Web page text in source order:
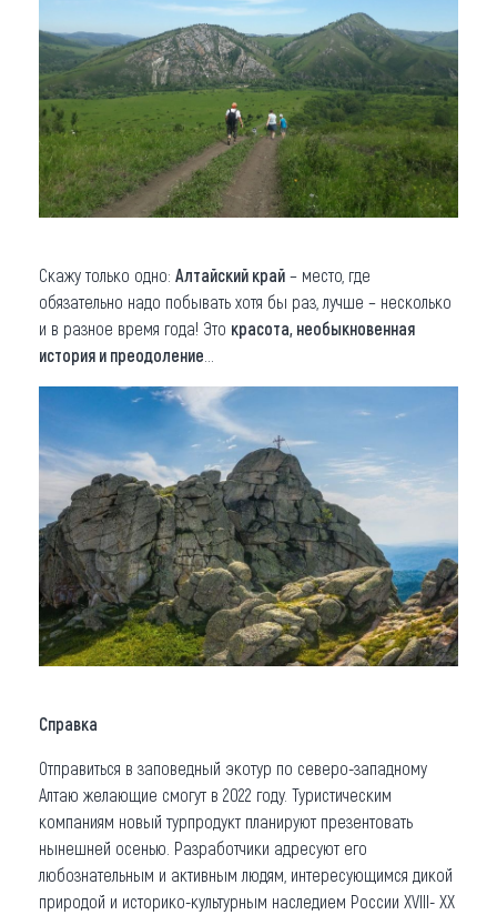
Скажу только одно: Алтайский край – место, где
обязательно надо побывать хотя бы раз, лучше – несколько
и в разное время года! Это красота, необыкновенная
история и преодоление
Справка
Отправиться в заповедный экотур по северо-западному
Алтаю желающие смогут в 2022 году. Туристическим
компаниям новый турпродукт планируют презентовать
нынешней осенью. Разработчики адресуют его
любознательным и активным людям, интересующимся дикой
природой и историко-культурным наследием России XVIII- XX